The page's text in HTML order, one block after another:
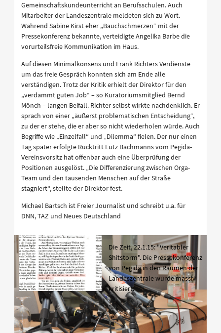
Gemeinschaftskundeunterricht an Berufsschulen. Auch
Mitarbeiter der Landeszentrale meldeten sich zu Wort.
Während Sabine Kirst eher „Bauchschmerzen“ mit der
Pressekonferenz bekannte, verteidigte Angelika Barbe die
vorurteilsfreie Kommunikation im Haus.
Auf diesen Minimalkonsens und Frank Richters Verdienste
um das freie Gespräch konnten sich am Ende alle
verständigen. Trotz der Kritik erhielt der Direktor für den
„verdammt guten Job“ – so Kuratoriumsmitglied Bernd
Mönch – langen Beifall. Richter selbst wirkte nachdenklich. Er
sprach von einer „äußerst problematischen Entscheidung“,
zu der er stehe, die er aber so nicht wiederholen würde. Auch
Begriffe wie „Einzelfall“ und „Dilemma“ fielen. Der nur einen
Tag später erfolgte Rücktritt Lutz Bachmanns vom Pegida-
Vereinsvorsitz hat offenbar auch eine Überprüfung der
Positionen ausgelöst. „Die Differenzierung zwischen Orga-
Team und den tausenden Menschen auf der Straße
stagniert“, stellte der Direktor fest.
Michael Bartsch ist Freier Journalist und schreibt u.a. für
DNN, TAZ und Neues Deutschland